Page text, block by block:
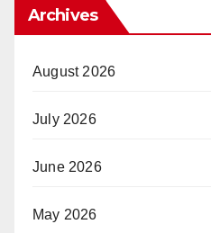
Archives
August 2026
July 2026
June 2026
May 2026